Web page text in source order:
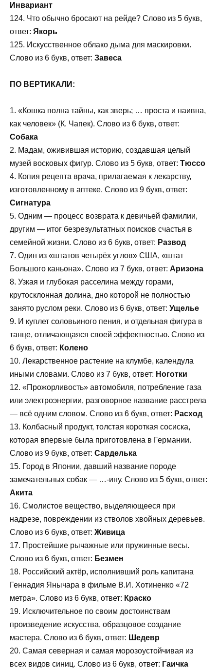
Инвариант
124. Что обычно бросают на рейде? Слово из 5 букв,
ответ: Якорь
125. Искусственное облако дыма для маскировки.
Слово из 6 букв, ответ: Завеса
ПО ВЕРТИКАЛИ:
1. «Кошка полна тайны, как зверь; … проста и наивна,
как человек» (К. Чапек). Слово из 6 букв, ответ:
Собака
2. Мадам, оживившая историю, создавшая целый
музей восковых фигур. Слово из 5 букв, ответ: Тюссо
4. Копия рецепта врача, прилагаемая к лекарству,
изготовленному в аптеке. Слово из 9 букв, ответ:
Сигнатура
5. Одним — процесс возврата к девичьей фамилии,
другим — итог безрезультатных поисков счастья в
семейной жизни. Слово из 6 букв, ответ: Развод
7. Один из «штатов четырёх углов» США, «штат
Большого каньона». Слово из 7 букв, ответ: Аризона
8. Узкая и глубокая расселина между горами,
крутосклонная долина, дно которой не полностью
занято руслом реки. Слово из 6 букв, ответ: Ущелье
9. И куплет соловьиного пения, и отдельная фигура в
танце, отличающаяся своей эффектностью. Слово из
6 букв, ответ: Колено
10. Лекарственное растение на клумбе, календула
иными словами. Слово из 7 букв, ответ: Ноготки
12. «Прожорливость» автомобиля, потребление газа
или электроэнергии, разговорное название расстрела
— всё одним словом. Слово из 6 букв, ответ: Расход
13. Колбасный продукт, толстая короткая сосиска,
которая впервые была приготовлена в Германии.
Слово из 9 букв, ответ: Сарделька
15. Город в Японии, давший название породе
замечательных собак — …-ину. Слово из 5 букв, ответ:
Акита
16. Смолистое вещество, выделяющееся при
надрезе, повреждении из стволов хвойных деревьев.
Слово из 6 букв, ответ: Живица
17. Простейшие рычажные или пружинные весы.
Слово из 6 букв, ответ: Безмен
18. Российский актёр, исполнивший роль капитана
Геннадия Янычара в фильме В.И. Хотиненко «72
метра». Слово из 6 букв, ответ: Краско
19. Исключительное по своим достоинствам
произведение искусства, образцовое создание
мастера. Слово из 6 букв, ответ: Шедевр
20. Самая северная и самая морозоустойчивая из
всех видов синиц. Слово из 6 букв, ответ: Гаичка